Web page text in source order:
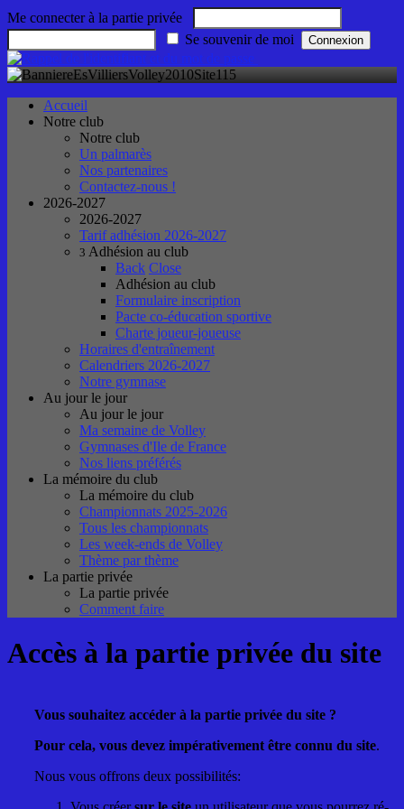
Me connecter à la partie privée
Se souvenir de moi
Accueil
Notre club
Notre club
Un palmarès
Nos partenaires
Contactez-nous !
2026-2027
2026-2027
Tarif adhésion 2026-2027
3 Adhésion au club
Back Close
Adhésion au club
Formulaire inscription
Pacte co-éducation sportive
Charte joueur-joueuse
Horaires d'entraînement
Calendriers 2026-2027
Notre gymnase
Au jour le jour
Au jour le jour
Ma semaine de Volley
Gymnases d'Ile de France
Nos liens préférés
La mémoire du club
La mémoire du club
Championnats 2025-2026
Tous les championnats
Les week-ends de Volley
Thème par thème
La partie privée
La partie privée
Comment faire
Accès à la partie privée du site
Vous souhaitez accéder à la partie privée du site ?
Pour cela, vous devez impérativement être connu du site.
Nous vous offrons deux possibilités: